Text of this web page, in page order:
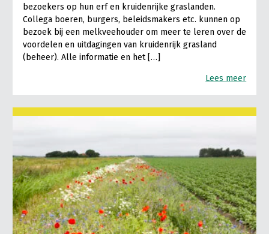
bezoekers op hun erf en kruidenrijke graslanden.
Collega boeren, burgers, beleidsmakers etc. kunnen op
bezoek bij een melkveehouder om meer te leren over de
voordelen en uitdagingen van kruidenrijk grasland
(beheer). Alle informatie en het […]
Lees meer